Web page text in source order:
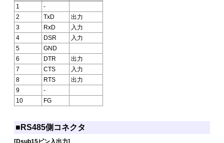
1
-
2
TxD
出力
3
RxD
入力
4
DSR
入力
5
GND
6
DTR
出力
7
CTS
入力
8
RTS
出力
9
-
10
FG
■RS485側コネクタ
[Dsub15ピン入出力]